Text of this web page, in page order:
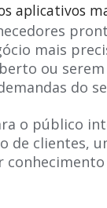
aplicativos
mais
ou
do
o público
de clientes,